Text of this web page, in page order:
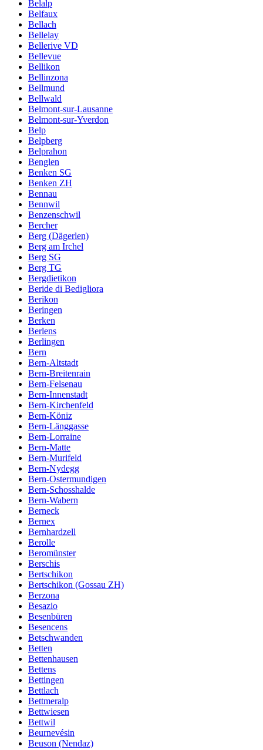
Belalp
Belfaux
Bellach
Bellelay
Bellerive VD
Bellevue
Bellikon
Bellinzona
Bellmund
Bellwald
Belmont-sur-Lausanne
Belmont-sur-Yverdon
Belp
Belpberg
Belprahon
Benglen
Benken SG
Benken ZH
Bennau
Bennwil
Benzenschwil
Bercher
Berg (Dägerlen)
Berg am Irchel
Berg SG
Berg TG
Bergdietikon
Beride di Bedigliora
Berikon
Beringen
Berken
Berlens
Berlingen
Bern
Bern-Altstadt
Bern-Breitenrain
Bern-Felsenau
Bern-Innenstadt
Bern-Kirchenfeld
Bern-Köniz
Bern-Länggasse
Bern-Lorraine
Bern-Matte
Bern-Murifeld
Bern-Nydegg
Bern-Ostermundigen
Bern-Schosshalde
Bern-Wabern
Berneck
Bernex
Bernhardzell
Berolle
Beromünster
Berschis
Bertschikon
Bertschikon (Gossau ZH)
Berzona
Besazio
Besenbüren
Besencens
Betschwanden
Betten
Bettenhausen
Bettens
Bettingen
Bettlach
Bettmeralp
Bettwiesen
Bettwil
Beurnevésin
Beuson (Nendaz)